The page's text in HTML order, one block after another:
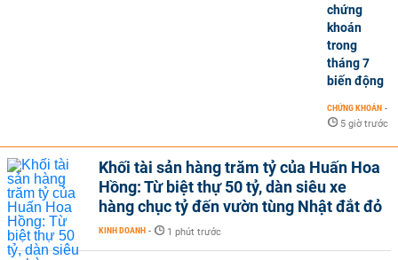
chứng
khoán
trong
tháng 7
biến động
CHỨNG KHOÁN -
5 giờ trước
Khối tài sản hàng trăm tỷ của Huấn Hoa
Hồng: Từ biệt thự 50 tỷ, dàn siêu xe
hàng chục tỷ đến vườn tùng Nhật đắt đỏ
KINH DOANH - 1 phút trước